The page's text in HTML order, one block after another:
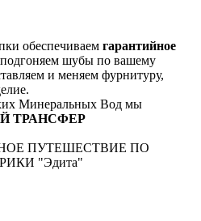
обеспечиваем гарантийное
подгоняем шубы по вашему
и меняем фурнитуру,
Минеральных Вод мы
ТРАНСФЕР
ПУТЕШЕСТВИЕ ПО
"Эдита"